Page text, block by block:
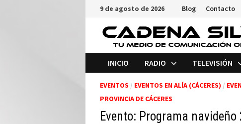
Saltar
contenido
9 de agosto de 2026 Blog Contacto
INICIO RADIO TELEVISIÓN
EVENTOS / EVENTOS EN ALÍA (CÁCERES) /
PROVINCIA DE CÁCERES
Evento: Programa